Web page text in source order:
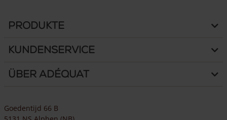
Produkte
Kundenservice
Über Adéquat
Goedentijd 66 B